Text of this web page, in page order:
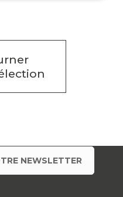
NEWSLETTER